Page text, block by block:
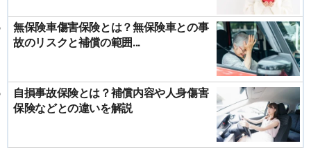
無保険車傷害保険とは？無保険車との事
故のリスクと補償の範囲...
自損事故保険とは？補償内容や人身傷害
保険などとの違いを解説